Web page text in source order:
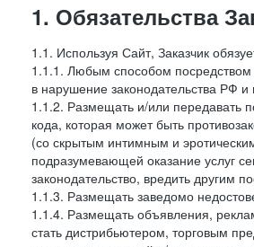
1. Обязательства
1.1. Используя Сайт, Заказчик
1.1.1. Любым способом посредством
в нарушение законодательства РФ
1.1.2. Размещать и/или передавать
кода, которая может быть
(со скрытым интимным и
подразумевающей оказание услуг
законодательство, вредить другим
1.1.3. Размещать заведомо
1.1.4. Размещать объявления,
стать дистрибьютером, торговым